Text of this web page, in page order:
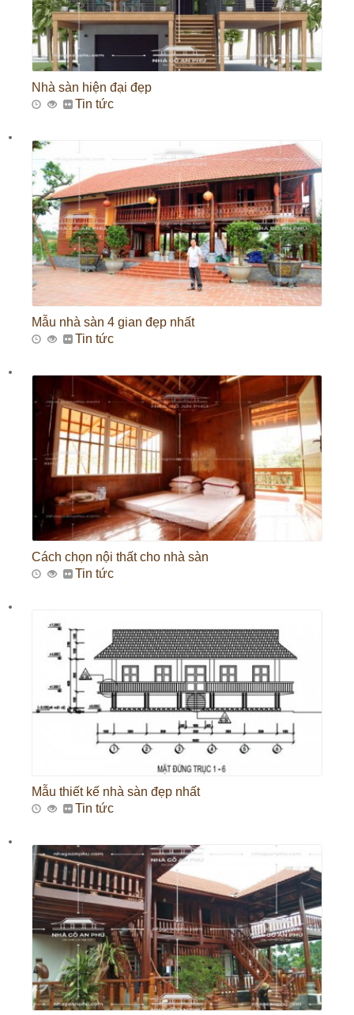
Nhà sàn hiện đại đẹp
Tin tức
Mẫu nhà sàn 4 gian đẹp nhất
Tin tức
Cách chọn nội thất cho nhà sàn
Tin tức
Mẫu thiết kế nhà sàn đẹp nhất
Tin tức